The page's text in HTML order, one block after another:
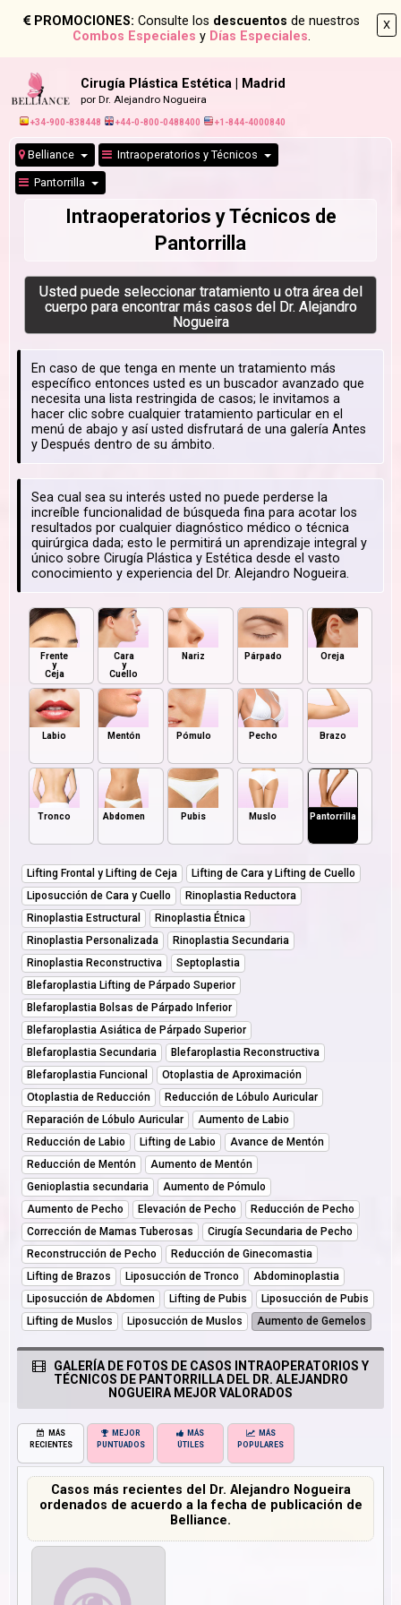
X
PROMOCIONES: Consulte los descuentos de nuestros
Combos Especiales y Días Especiales.
Cirugía Plástica Estética | Madrid
por Dr. Alejandro Nogueira
+34-900-838448 +44-0-800-0488400 +1-844-4000840
Belliance Intraoperatorios y Técnicos
Pantorrilla
Intraoperatorios y Técnicos de
Pantorrilla
Usted puede seleccionar tratamiento u otra área del
cuerpo para encontrar más casos del Dr. Alejandro
Nogueira
En caso de que tenga en mente un tratamiento más
específico entonces usted es un buscador avanzado que
necesita una lista restringida de casos; le invitamos a
hacer clic sobre cualquier tratamiento particular en el
menú de abajo y así usted disfrutará de una galería Antes
y Después dentro de su ámbito.
Sea cual sea su interés usted no puede perderse la
increíble funcionalidad de búsqueda fina para acotar los
resultados por cualquier diagnóstico médico o técnica
quirúrgica dada; esto le permitirá un aprendizaje integral y
único sobre Cirugía Plástica y Estética desde el vasto
conocimiento y experiencia del Dr. Alejandro Nogueira.
Frente
y
Ceja
Cara
y
Cuello
Nariz Párpado Oreja
Labio Mentón Pómulo Pecho Brazo
Tronco Abdomen Pubis Muslo Pantorrilla
Lifting Frontal y Lifting de Ceja
Lifting de Cara y Lifting de Cuello
Liposucción de Cara y Cuello
Rinoplastia Reductora
Rinoplastia Estructural
Rinoplastia Étnica
Rinoplastia Personalizada
Rinoplastia Secundaria
Rinoplastia Reconstructiva
Septoplastia
Blefaroplastia Lifting de Párpado Superior
Blefaroplastia Bolsas de Párpado Inferior
Blefaroplastia Asiática de Párpado Superior
Blefaroplastia Secundaria
Blefaroplastia Reconstructiva
Blefaroplastia Funcional
Otoplastia de Aproximación
Otoplastia de Reducción
Reducción de Lóbulo Auricular
Reparación de Lóbulo Auricular
Aumento de Labio
Reducción de Labio
Lifting de Labio
Avance de Mentón
Reducción de Mentón
Aumento de Mentón
Genioplastia secundaria
Aumento de Pómulo
Aumento de Pecho
Elevación de Pecho
Reducción de Pecho
Corrección de Mamas Tuberosas
Cirugía Secundaria de Pecho
Reconstrucción de Pecho
Reducción de Ginecomastia
Lifting de Brazos
Liposucción de Tronco
Abdominoplastia
Liposucción de Abdomen
Lifting de Pubis
Liposucción de Pubis
Lifting de Muslos
Liposucción de Muslos Aumento de Gemelos
GALERÍA DE FOTOS DE CASOS INTRAOPERATORIOS Y
TÉCNICOS DE PANTORRILLA DEL DR. ALEJANDRO
NOGUEIRA MEJOR VALORADOS
MÁS
RECIENTES
MEJOR
PUNTUADOS
MÁS
ÚTILES
MÁS
POPULARES
Casos más recientes del Dr. Alejandro Nogueira
ordenados de acuerdo a la fecha de publicación de
Belliance.